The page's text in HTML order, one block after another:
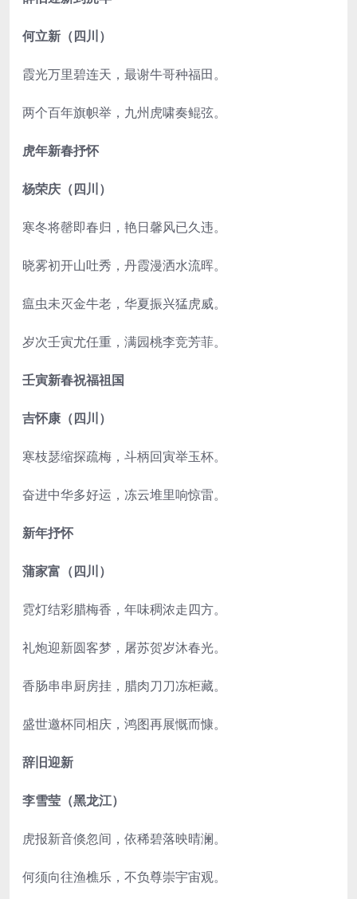
何立新（四川）
霞光万里碧连天，最谢牛哥种福田。
两个百年旗帜举，九州虎啸奏鲲弦。
虎年新春抒怀
杨荣庆（四川）
寒冬将罄即春归，艳日馨风已久违。
晓雾初开山吐秀，丹霞漫洒水流晖。
瘟虫未灭金牛老，华夏振兴猛虎威。
岁次壬寅尤任重，满园桃李竞芳菲。
壬寅新春祝福祖国
吉怀康（四川）
寒枝瑟缩探疏梅，斗柄回寅举玉杯。
奋进中华多好运，冻云堆里响惊雷。
新年抒怀
蒲家富（四川）
霓灯结彩腊梅香，年味稠浓走四方。
礼炮迎新圆客梦，屠苏贺岁沐春光。
香肠串串厨房挂，腊肉刀刀冻柜藏。
盛世邀杯同相庆，鸿图再展慨而慷。
辞旧迎新
李雪莹（黑龙江）
虎报新音倏忽间，依稀碧落映晴澜。
何须向往渔樵乐，不负尊崇宇宙观。